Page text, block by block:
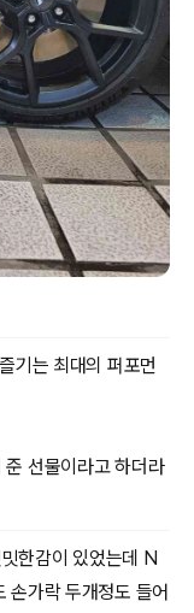
기는 최대의 퍼포먼
선물이라고 하더라
한감이 있었는데 N
손가락 두개정도 들어